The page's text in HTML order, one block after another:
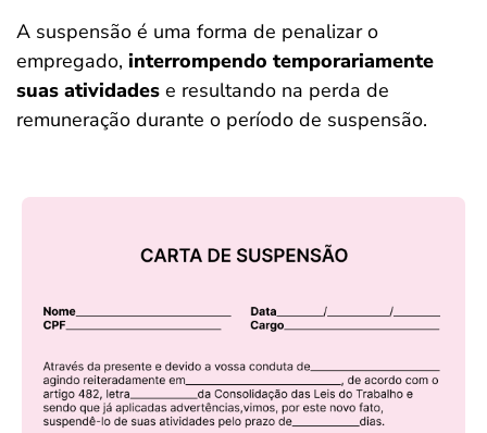
A suspensão é uma forma de penalizar o
empregado, interrompendo temporariamente
suas atividades e resultando na perda de
remuneração durante o período de suspensão.